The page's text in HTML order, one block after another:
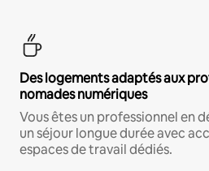
Des logements adaptés aux
nomades numériques
Vous êtes un professionnel en
un séjour longue durée avec
espaces de travail dédiés.